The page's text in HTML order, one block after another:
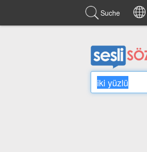
Suche